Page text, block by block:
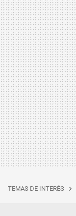
TEMAS DE INTERÉS